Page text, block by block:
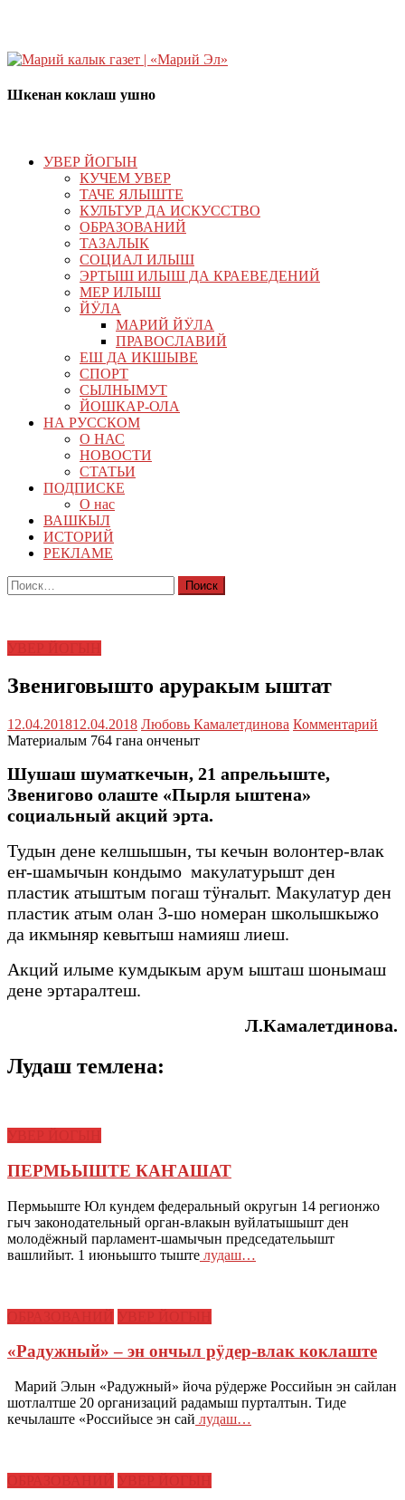
Шкенан коклаш ушно
УВЕР ЙОГЫН
КУЧЕМ УВЕР
ТАЧЕ ЯЛЫШТЕ
КУЛЬТУР ДА ИСКУССТВО
ОБРАЗОВАНИЙ
ТАЗАЛЫК
СОЦИАЛ ИЛЫШ
ЭРТЫШ ИЛЫШ ДА КРАЕВЕДЕНИЙ
МЕР ИЛЫШ
ЙӰЛА
МАРИЙ ЙӰЛА
ПРАВОСЛАВИЙ
ЕШ ДА ИКШЫВЕ
СПОРТ
СЫЛНЫМУТ
ЙОШКАР-ОЛА
НА РУССКОМ
О НАС
НОВОСТИ
СТАТЬИ
ПОДПИСКЕ
О нас
ВАШКЫЛ
ИСТОРИЙ
РЕКЛАМЕ
Найти:
Звениговышто аруракым ыштат
12.04.201812.04.2018 Любовь Камалетдинова Комментарий
Материалым 764 гана онченыт
Шушаш шуматкечын, 21 апрельыште,
Звенигово олаште «Пырля ыштена»
социальный акций эрта.
Тудын дене келшышын, ты кечын волонтер-влак
еҥ-шамычын кондымо макулатурышт ден
пластик атыштым погаш тӱҥалыт. Макулатур ден
пластик атым олан 3-шо номеран школышкыжо
да икмыняр кевытыш намияш лиеш.
Акций илыме кумдыкым арум ышташ шонымаш
дене эртаралтеш.
Л.Камалетдинова.
Лудаш темлена:
ПЕРМЬЫШТЕ КАҤАШАТ
Пермьыште Юл кундем федеральный округын 14 регионжо
гыч законодательный орган-влакын вуйлатышышт ден
молодёжный парламент-шамычын председательышт
вашлийыт. 1 июньышто тыште лудаш…
«Радужный» – эн ончыл рӱдер-влак коклаште
Марий Элын «Радужный» йоча рӱдерже Российын эн сайлан
шотлалтше 20 организаций радамыш пурталтын. Тиде
кечылаште «Российысе эн сай лудаш…